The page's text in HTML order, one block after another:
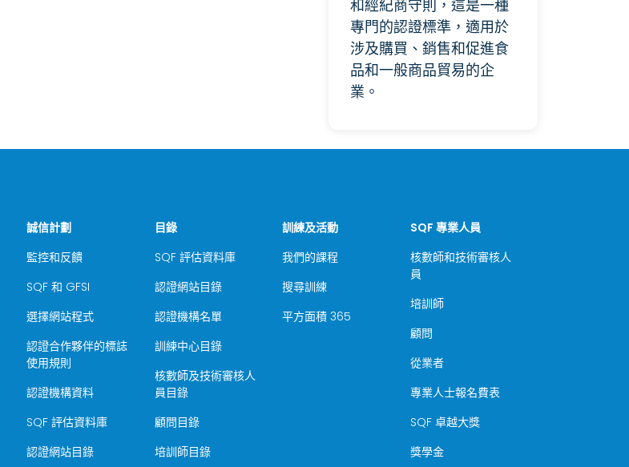
和經紀商守則，這是一種
專門的認證標準，適用於
涉及購買、銷售和促進食
品和一般商品貿易的企
業。
誠信計劃
監控和反饋
SQF 和 GFSI
選擇網站程式
認證合作夥伴的標誌
使用規則
認證機構資料
SQF 評估資料庫
認證網站目錄
目錄
SQF 評估資料庫
認證網站目錄
認證機構名單
訓練中心目錄
核數師及技術審核人
員目錄
顧問目錄
培訓師目錄
訓練及活動
我們的課程
搜尋訓練
平方面積 365
SQF 專業人員
核數師和技術審核人
員
培訓師
顧問
從業者
專業人士報名費表
SQF 卓越大獎
獎學金